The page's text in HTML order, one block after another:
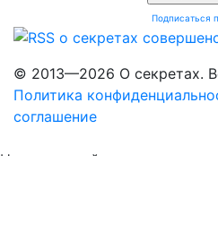
Подписаться
© 2013—2026 О секретах.
Политика
соглашение
На нашем сайте